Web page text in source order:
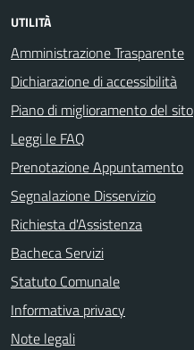
UTILITÀ
Amministrazione Trasparente
Dichiarazione di accessibilità
Piano di miglioramento del sito
Leggi le FAQ
Prenotazione Appuntamento
Segnalazione Disservizio
Richiesta d'Assistenza
Bacheca Servizi
Statuto Comunale
Informativa privacy
Note legali